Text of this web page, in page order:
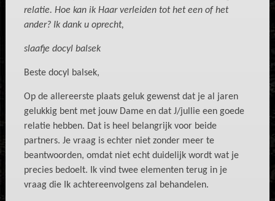
relatie. Hoe kan ik Haar verleidentot het een of het
ander? Ik dank u oprecht,
slaafje docyl balsek
Beste docyl balsek,
Op de allereerste plaats geluk gewenst dat je al jaren
gelukkig bent met jouw Dame en dat J/jullie een goede
relatie hebben. Dat is heel belangrijk voor beide
partners. Je vraag is echter niet zonder meer te
beantwoorden, omdat niet echt duidelijk wordt wat je
precies bedoelt. Ik vind twee elementen terug in je
vraag die Ik achtereenvolgens zal behandelen.